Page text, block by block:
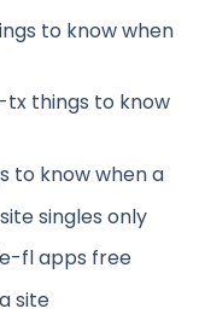
to know when
things to know
to know when a
singles only
fl apps free
site